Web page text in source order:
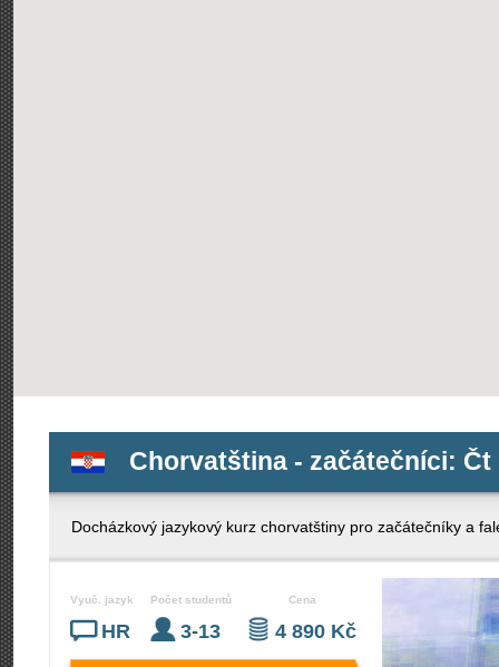
Chorvatština - začátečníci: Čt
Docházkový jazykový kurz chorvatštiny pro začátečníky a
Vyuč. jazyk
HR
Počet studentů
3-13
Cena
4 890 Kč